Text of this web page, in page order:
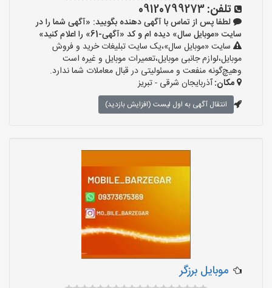
تلفن:09120799273
لطفا پس از تماس با آگهی دهنده بگویید: «آگهی شما را در
سایت «موبایل سال» دیده ام و کد «آگهی-61» را اعلام کنید»
سایت «موبایل سال»،یک سایت تبلیغات خرید و فروش
موبایل،لوازم جانبی موبایل،تعمیرات موبایل و غیره است
وهیچ‌گونه منفعت و مسئولیتی در قبال معاملات شما ندارد.
مکان:آذربایجان شرقی - تبریز
انتقال آگهی به اول لیست (افزایش بازدید)
موبایل برزگر